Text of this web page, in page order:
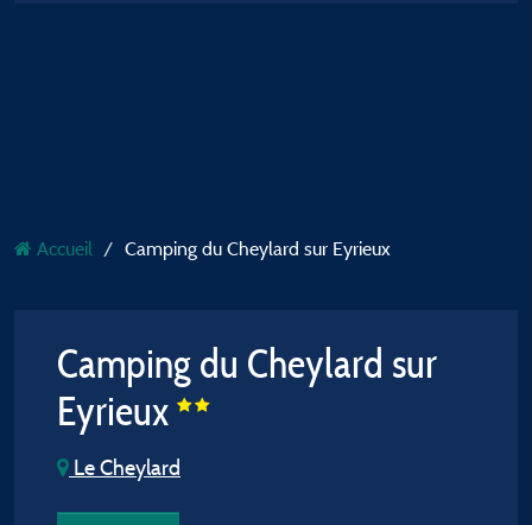
Accueil Camping du Cheylard sur Eyrieux
Camping du Cheylard sur
Eyrieux
Le Cheylard